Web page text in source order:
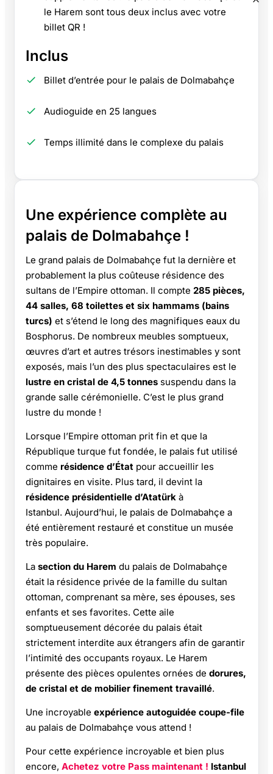
le Harem sont tous deux inclus avec votre
billet QR !
Inclus
Billet d’entrée pour le palais de Dolmabahçe
Audioguide en 25 langues
Temps illimité dans le complexe du palais
Une expérience complète au
palais de Dolmabahçe !
Le grand palais de Dolmabahçe fut la dernière et
probablement la plus coûteuse résidence des
sultans de l’Empire ottoman. Il compte 285 pièces,
44 salles, 68 toilettes et six hammams (bains
turcs) et s’étend le long des magnifiques eaux du
Bosphorus. De nombreux meubles somptueux,
œuvres d’art et autres trésors inestimables y sont
exposés, mais l’un des plus spectaculaires est le
lustre en cristal de 4,5 tonnes suspendu dans la
grande salle cérémonielle. C’est le plus grand
lustre du monde !
Lorsque l’Empire ottoman prit fin et que la
République turque fut fondée, le palais fut utilisé
comme résidence d’État pour accueillir les
dignitaires en visite. Plus tard, il devint la
résidence présidentielle d’Atatürk à
Istanbul. Aujourd’hui, le palais de Dolmabahçe a
été entièrement restauré et constitue un musée
très populaire.
La section du Harem du palais de Dolmabahçe
était la résidence privée de la famille du sultan
ottoman, comprenant sa mère, ses épouses, ses
enfants et ses favorites. Cette aile
somptueusement décorée du palais était
strictement interdite aux étrangers afin de garantir
l’intimité des occupants royaux. Le Harem
présente des pièces opulentes ornées de dorures,
de cristal et de mobilier finement travaillé.
Une incroyable expérience autoguidée coupe-file
au palais de Dolmabahçe vous attend !
Pour cette expérience incroyable et bien plus
encore, Achetez votre Pass maintenant ! Istanbul